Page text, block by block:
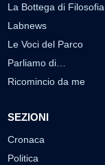
La Bottega di Filosofia
Labnews
Le Voci del Parco
Parliamo di…
Ricomincio da me
SEZIONI
Cronaca
Politica